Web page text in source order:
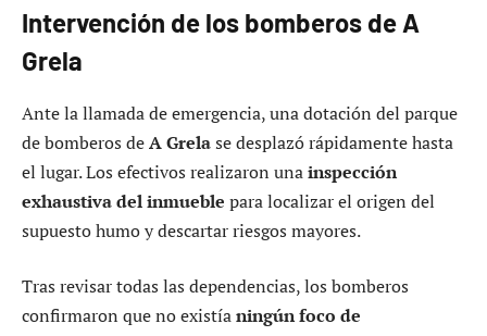
Intervención de los bomberos de A
Grela
Ante la llamada de emergencia, una dotación del parque
de bomberos deA Grelase desplazó rápidamente hasta
el lugar. Los efectivos realizaron unainspección
exhaustiva del inmueble para localizar el origen del
supuesto humo y descartar riesgos mayores.
Tras revisar todas las dependencias, los bomberos
confirmaron que no existíaningún foco de